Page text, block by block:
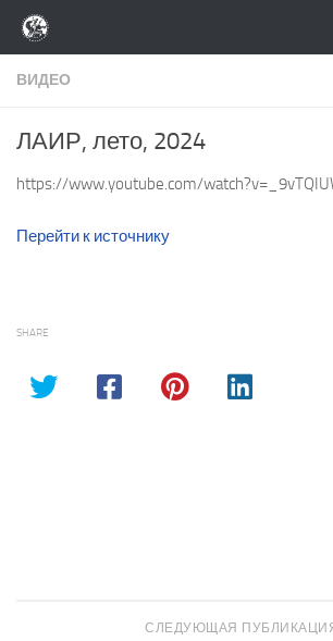
Перейти к содержимому
ВИДЕО
ЛАИР, лето, 2024
https://www.youtube.com/
Перейти к источнику
SHARE
СЛЕДУЮЩАЯ